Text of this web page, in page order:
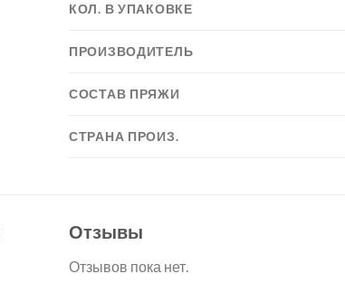
КОЛ. В УПАКОВКЕ
ПРОИЗВОДИТЕЛЬ
СОСТАВ ПРЯЖИ
СТРАНА ПРОИЗ.
Отзывы
Отзывов пока нет.